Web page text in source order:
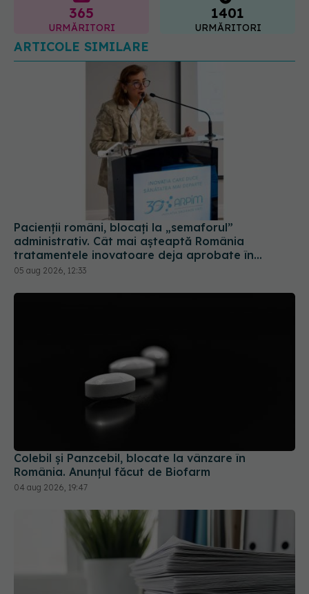
365
URMĂRITORI
1401
URMĂRITORI
ARTICOLE SIMILARE
Pacienții români, blocați la „semaforul”
administrativ. Cât mai așteaptă România
tratamentele inovatoare deja aprobate în
Europa
05 aug 2026, 12:33
Colebil și Panzcebil, blocate la vânzare în
România. Anunțul făcut de Biofarm
04 aug 2026, 19:47